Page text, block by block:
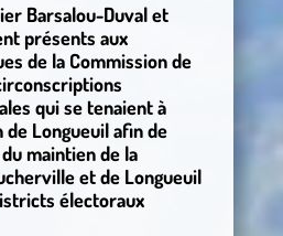
Barsalou-Duval et
présents aux
de la Commission de
qui se tenaient à
de Longueuil afin de
maintien de la
et de Longueuil
électoraux